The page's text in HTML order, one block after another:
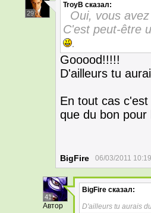
29
TroyB сказал:
Oui, vous
C'est peut-être
.
Gooood!!!!!
D'ailleurs tu
En tout cas
que du bon pour
BigFire 06/03/2011
41
Автор
BigFire сказал:
D'ailleurs tu aurais